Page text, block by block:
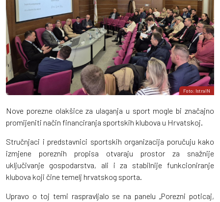
Foto: IstraIN
Nove porezne olakšice za ulaganja u sport mogle bi značajno
promijeniti način financiranja sportskih klubova u Hrvatskoj.
Stručnjaci i predstavnici sportskih organizacija poručuju kako
izmjene poreznih propisa otvaraju prostor za snažnije
uključivanje gospodarstva, ali i za stabilnije funkcioniranje
klubova koji čine temelj hrvatskog sporta.
Upravo o toj temi raspravljalo se na panelu „Porezni poticaj,